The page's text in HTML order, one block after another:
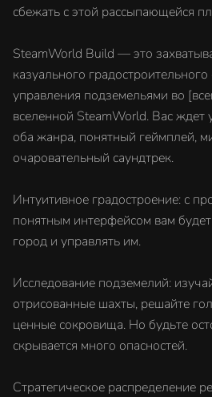
сбежать с этой рассыпающейся
SteamWorld Build — это
казуального
управления подземельями во
вселенной SteamWorld. Вас ждет
оба жанра, понятный геймплей,
очаровательный саундтрек.
Интуитивное градостроение: с
понятным интерфейсом вам будет
город и управлять им.
Исследование подземелий:
отрисованные шахты, решайте
ценные сокровища. Но будьте
скрывается много опасностей.
Стратегическое распределение